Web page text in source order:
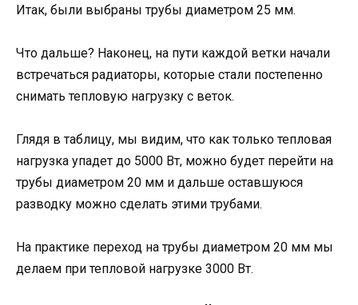
Итак, были выбраны трубы диаметром 25 мм.
Что дальше? Наконец, на пути каждой ветки начали
встречаться радиаторы, которые стали постепенно
снимать тепловую нагрузку с веток.
Глядя в таблицу, мы видим, что как только тепловая
нагрузка упадет до 5000 Вт, можно будет перейти на
трубы диаметром 20 мм и дальше оставшуюся
разводку можно сделать этими трубами.
На практике переход на трубы диаметром 20 мм мы
делаем при тепловой нагрузке 3000 Вт.